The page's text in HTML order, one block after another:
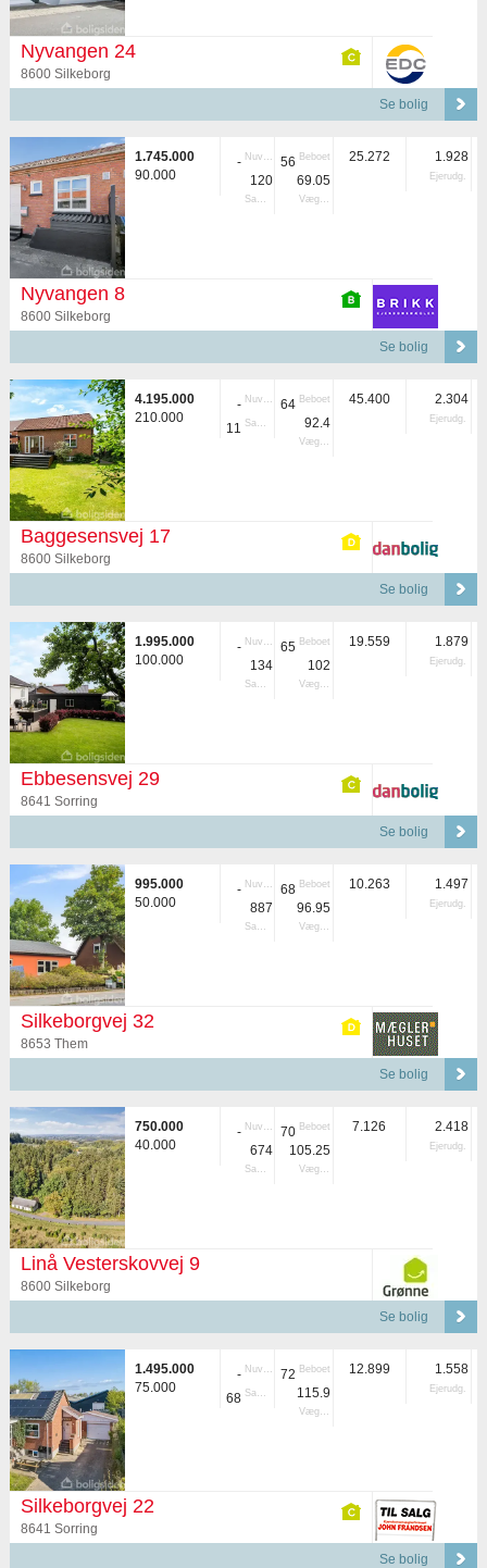
Nyvangen 24
8600 Silkeborg
Se bolig
1.745.000
90.000
- Nuvær.
120
Samlet
56 Beboet
69.05
Vægtet
25.272 1.928
Ejerudg.
Nyvangen 8
8600 Silkeborg
Se bolig
4.195.000
210.000
- Nuvær.
11 Samlet
64 Beboet
92.4
Vægtet
45.400 2.304
Ejerudg.
Baggesensvej 17
8600 Silkeborg
Se bolig
1.995.000
100.000
- Nuvær.
134
Samlet
65 Beboet
102
Vægtet
19.559 1.879
Ejerudg.
Ebbesensvej 29
8641 Sorring
Se bolig
995.000
50.000
- Nuvær.
887
Samlet
68 Beboet
96.95
Vægtet
10.263 1.497
Ejerudg.
Silkeborgvej 32
8653 Them
Se bolig
750.000
40.000
- Nuvær.
674
Samlet
70 Beboet
105.25
Vægtet
7.126 2.418
Ejerudg.
Linå Vesterskovvej 9
8600 Silkeborg
Se bolig
1.495.000
75.000
- Nuvær.
68 Samlet
72 Beboet
115.9
Vægtet
12.899 1.558
Ejerudg.
Silkeborgvej 22
8641 Sorring
Se bolig